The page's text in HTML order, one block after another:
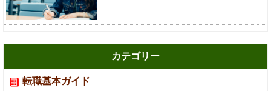
カテゴリー
転職基本ガイド